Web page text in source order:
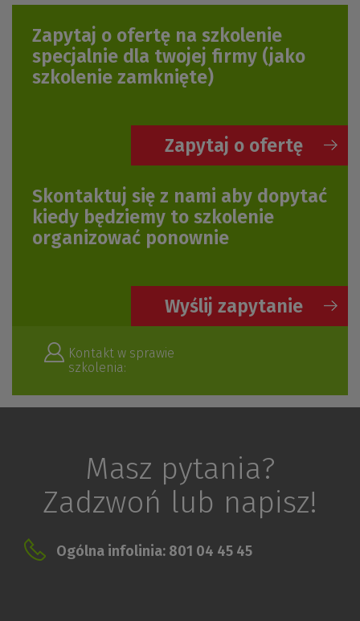
Zapytaj o ofertę na szkolenie
specjalnie dla twojej firmy (jako
szkolenie zamknięte)
Zapytaj o ofertę
Skontaktuj się z nami aby dopytać
kiedy będziemy to szkolenie
organizować ponownie
Wyślij zapytanie
Kontakt w sprawie
szkolenia:
Masz pytania?
Zadzwoń lub napisz!
Ogólna infolinia: 801 04 45 45